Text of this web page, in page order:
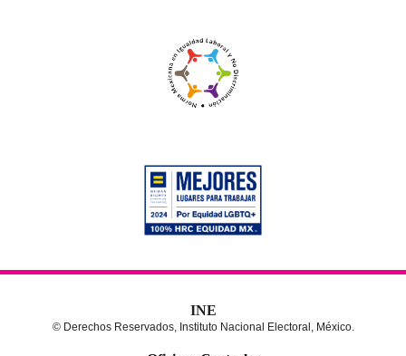
INE
© Derechos Reservados, Instituto Nacional Electoral, México.